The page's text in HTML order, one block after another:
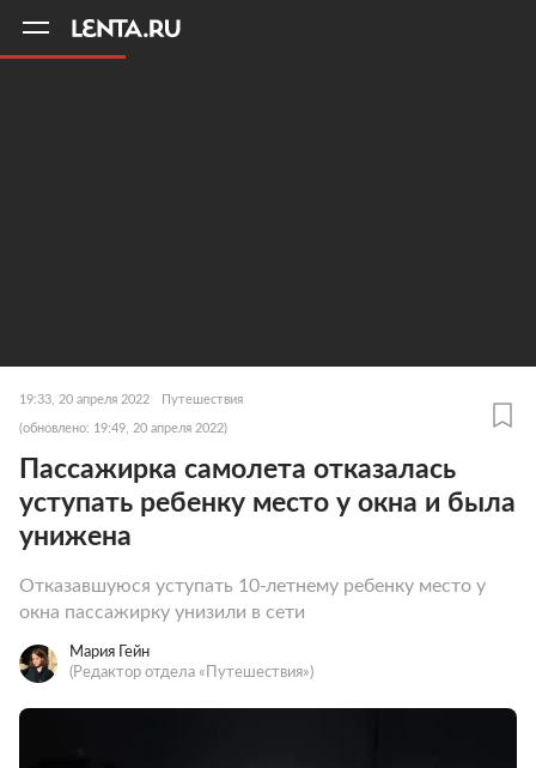
19:33, 20 апреля 2022 Путешествия
(обновлено: 19:49, 20 апреля 2022)
Пассажирка самолета отказалась
уступать ребенку место у окна и была
унижена
Отказавшуюся уступать 10-летнему ребенку место у
окна пассажирку унизили в сети
Мария Гейн
(Редактор отдела «Путешествия»)